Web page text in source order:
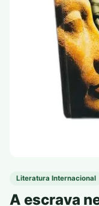
Literatura Internacional
A escrava